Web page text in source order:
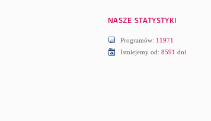
Programów: 11971
Istniejemy od: 8591 dni